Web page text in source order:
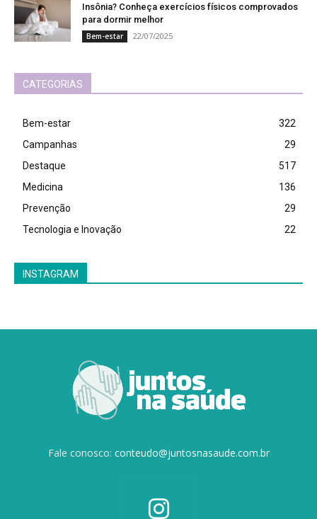
Insônia? Conheça exercícios físicos comprovados
para dormir melhor
Bem-estar 22/07/2025
CATEGORIAS
Bem-estar
322
Campanhas
29
Destaque
517
Medicina
136
Prevenção
29
Tecnologia e Inovação
22
INSTAGRAM
Fale conosco: conteudo@juntosnasaude.com.br